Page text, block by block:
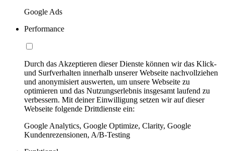
Google Ads
Performance
Durch das Akzeptieren dieser Dienste können wir das Klick-
und Surfverhalten innerhalb unserer Webseite nachvollziehen
und anonymisiert auswerten, um unsere Webseite zu
optimieren und das Nutzungserlebnis insgesamt laufend zu
verbessern. Mit deiner Einwilligung setzen wir auf dieser
Webseite folgende Drittdienste ein:
Google Analytics, Google Optimize, Clarity, Google
Kundenrezensionen, A/B-Testing